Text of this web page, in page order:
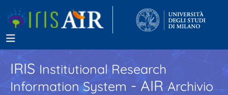
IRISInstitutional Research
Information System - AIR Archivio